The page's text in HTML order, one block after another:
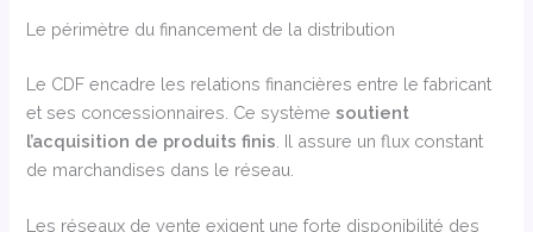
Le périmètre du financement de la distribution
Le CDF encadre les relations financières entre le fabricant
et ses concessionnaires. Ce systèmesoutient
l’acquisition de produits finis . Il assure un flux constant
de marchandises dans le réseau.
Les réseaux de vente exigent une forte disponibilité des